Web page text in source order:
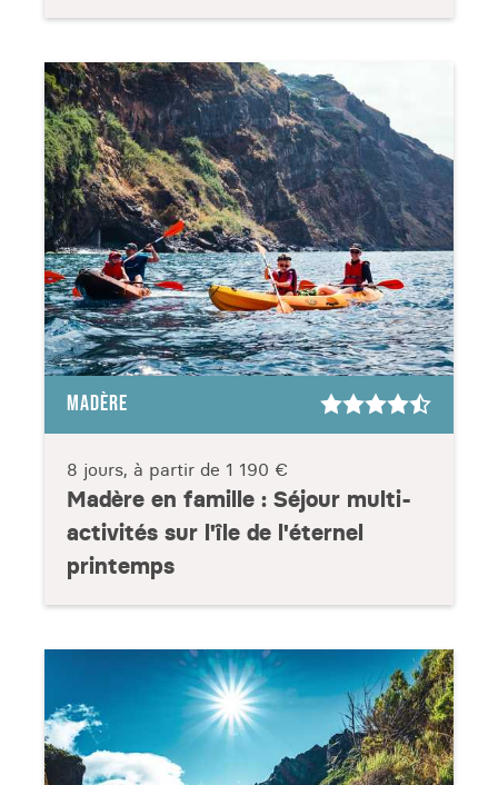
MADÈRE
8 jours, à partir de 1 190 €
Madère en famille : Séjour multi-
activités sur l'île de l'éternel
printemps